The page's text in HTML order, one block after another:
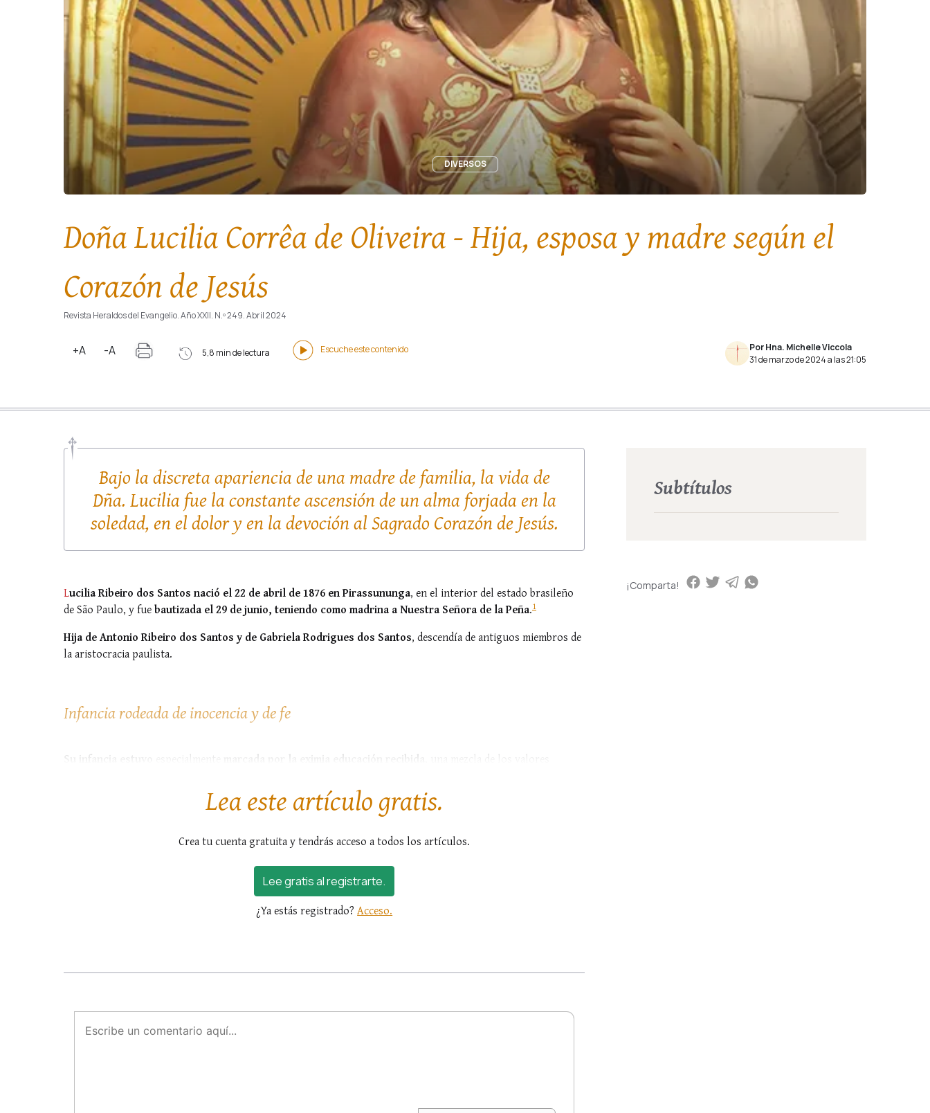
DIVERSOS
Doña Lucilia Corrêa de Oliveira - Hija, esposa y madre según el
Corazón de Jesús
Revista Heraldos del Evangelio. Año XXII. N.º 249. Abril 2024
+A -A 5,8 min de lectura Escuche este contenido
Por Hna. Michelle Viccola
31 de marzo de 2024 a las 21:05
Bajo la discreta apariencia de una madre de familia, la vida de
Dña. Lucilia fue la constante ascensión de un alma forjada en la
soledad, en el dolor y en la devoción al Sagrado Corazón de Jesús.
Lucilia Ribeiro dos Santos nació el 22 de abril de 1876 en Pirassununga, en el interior del estado brasileño
de São Paulo, y fuebautizada el 29 de junio, teniendo como madrina a Nuestra Señora de la Peña.1
Hija de Antonio Ribeiro dos Santos y de Gabriela Rodrigues dos Santos, descendía de antiguos miembros de
la aristocracia paulista.
Infancia rodeada de inocencia y de fe
Su infancia estuvo especialmente marcada por la eximia educación recibida
, una mezcla de los valores
Lea este artículo gratis.
Crea tu cuenta gratuita y tendrás acceso a todos los artículos.
Lee gratis al registrarte.
¿Ya estás registrado?Acceso.
Subtítulos
¡Comparta!